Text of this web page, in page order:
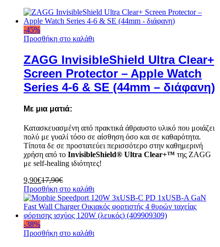
-45%
Προσθήκη στο καλάθι
ZAGG InvisibleShield Ultra Clear+
Screen Protector – Apple Watch
Series 4-6 & SE (44mm – διάφανη)
Με μια ματιά:
Κατασκευασμένη από πρακτικά άθραυστο υλικό που μοιάζει
πολύ με γυαλί τόσο σε αίσθηση όσο και σε καθαρότητα.
Τίποτα δε σε προστατεύει περισσότερο στην καθημερινή
χρήση από το InvisibleShield® Ultra Clear+™ της ZAGG
με self-healing ιδιότητες!
9,90€17,90€
Προσθήκη στο καλάθι
-38%
Προσθήκη στο καλάθι